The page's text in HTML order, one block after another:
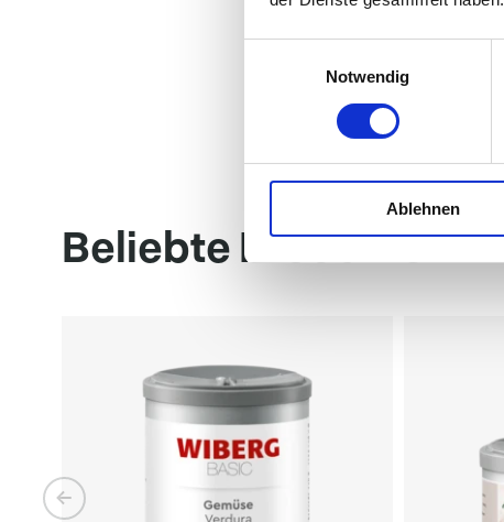
Notwendig
Ablehnen
Beliebte Produkte